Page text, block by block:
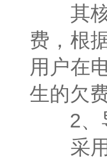
其核
费，根
用户在
生的欠
2、
采用